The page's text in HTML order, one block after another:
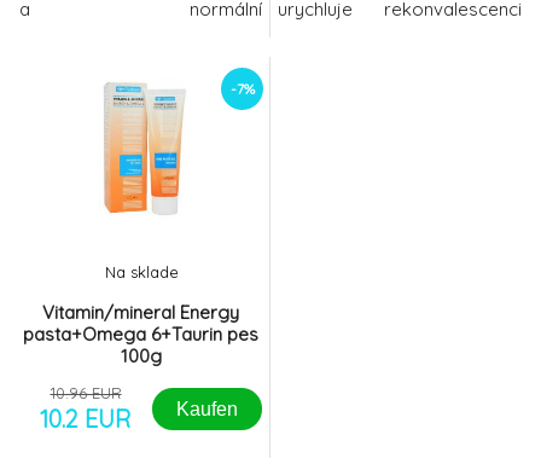
a normální
dolními močovými cestami;
zejména se často vyskytují
kameny v močovém měchýři
a močové trubici.V těchto
případech je nutná
specifická medikamentózní
urychluje rekonvalescenci
-7%
Vitamin/mineral Energy
pasta+Omega 6+Taurin pes
100g
Na sklade
10.96 EUR
10.2 EUR Kaufen